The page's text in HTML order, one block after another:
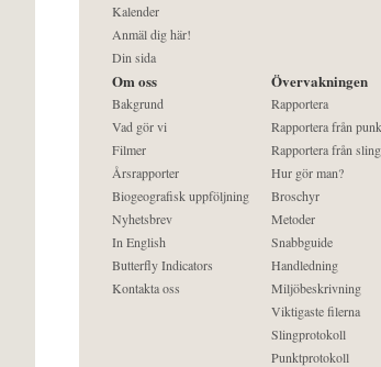
Kalender
Anmäl dig här!
Din sida
Om oss
Bakgrund
Vad gör vi
Filmer
Årsrapporter
Biogeografisk uppföljning
Nyhetsbrev
In English
Butterfly Indicators
Kontakta oss
Övervakningen
Rapportera
Rapportera från
Rapportera från
Hur gör man?
Broschyr
Metoder
Snabbguide
Handledning
Miljöbeskrivning
Viktigaste filerna
Slingprotokoll
Punktprotokoll